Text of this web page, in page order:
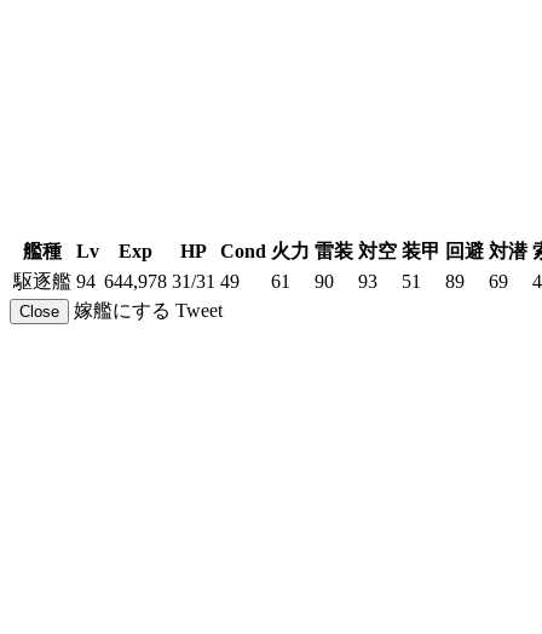
艦種 Lv Exp HP Cond 火力 雷装 対空 装甲 回避 対潜
駆逐艦 94 644,978 31/31 49 61 90 93 51 89 69
Close 嫁艦にする Tweet